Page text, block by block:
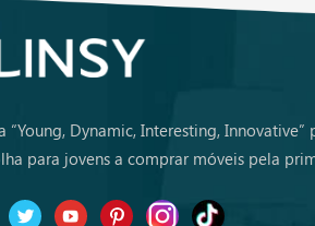
Dynamic, Interesting, Innovative”
para jovens a comprar móveis pela